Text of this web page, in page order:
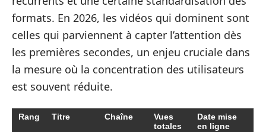
formats. En 2026, les vidéos qui dominent sont
celles qui parviennent à capter l’attention dès
les premières secondes, un enjeu cruciale dans
la mesure où la concentration des utilisateurs
est souvent réduite.
Rang Titre Chaîne
Vues
totales
Date mise
en ligne